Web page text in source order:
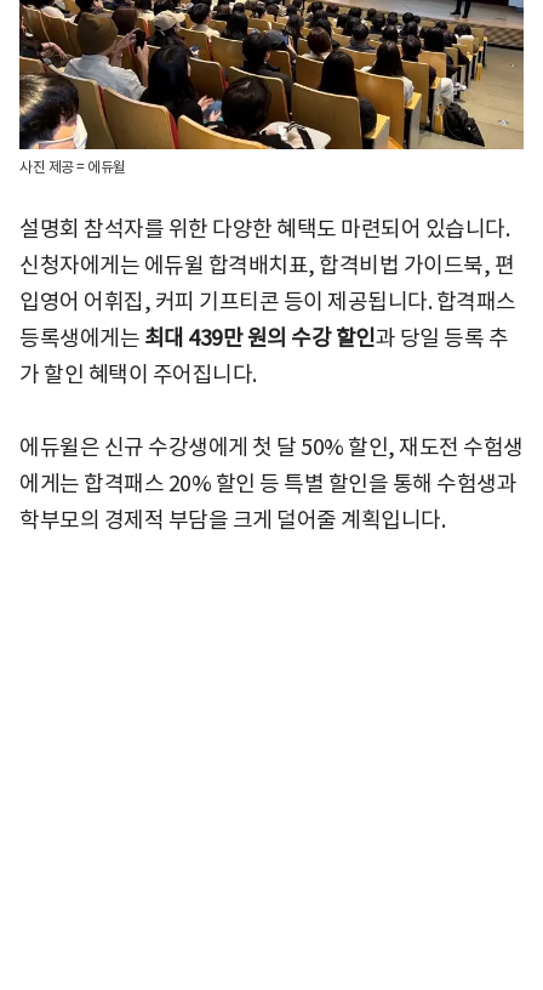
사진 제공 = 에듀윌
설명회 참석자를 위한 다양한 혜택도 마련되어 있습니다.
신청자에게는 에듀윌 합격배치표, 합격비법 가이드북, 편
입영어 어휘집, 커피 기프티콘 등이 제공됩니다. 합격패스
등록생에게는 최대 439만 원의 수강 할인과 당일 등록 추
가 할인 혜택이 주어집니다.
에듀윌은 신규 수강생에게 첫 달 50% 할인, 재도전 수험생
에게는 합격패스 20% 할인 등 특별 할인을 통해 수험생과
학부모의 경제적 부담을 크게 덜어줄 계획입니다.